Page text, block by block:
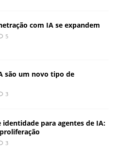
com IA se expandem
5
são um novo tipo de
3
identidade para agentes de IA:
3